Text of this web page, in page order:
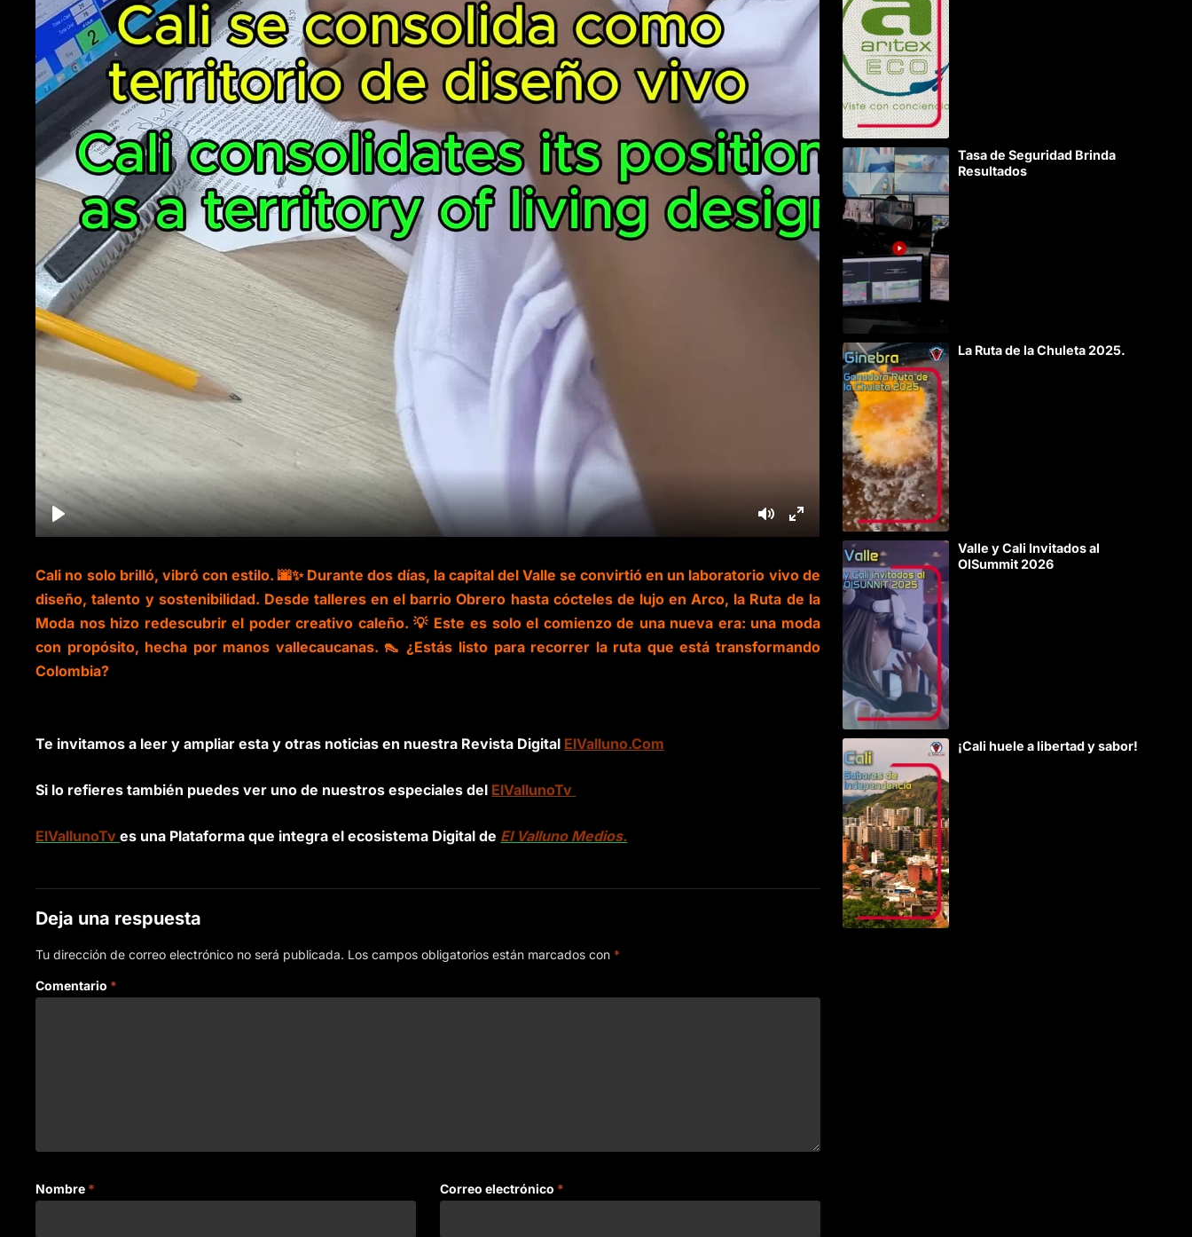
Cali no solo brilló, vibró con estilo. 🌆✨ Durante dos días, la capital del Valle se convirtió en un laboratorio vivo de
diseño, talento y sostenibilidad. Desde talleres en el barrio Obrero hasta cócteles de lujo en Arco, la Ruta de la
Moda nos hizo redescubrir el poder creativo caleño. 💡 Este es solo el comienzo de una nueva era: una moda
con propósito, hecha por manos vallecaucanas. 👠 ¿Estás listo para recorrer la ruta que está transformando
Colombia?
Te invitamos a leer y ampliar esta y otras noticias en nuestra Revista Digital ElValluno.Com
Si lo refieres también puedes ver uno de nuestros especiales del ElVallunoTv
ElVallunoTves una Plataforma que integra el ecosistema Digital de El Valluno Medios.
Deja una respuesta
Tu dirección de correo electrónico no será publicada. Los campos obligatorios están marcados con *
Comentario *
Nombre * Correo electrónico *
Tasa de Seguridad Brinda
Resultados
La Ruta de la Chuleta 2025.
Valle y Cali Invitados al
OISummit 2026
¡Cali huele a libertad y sabor!